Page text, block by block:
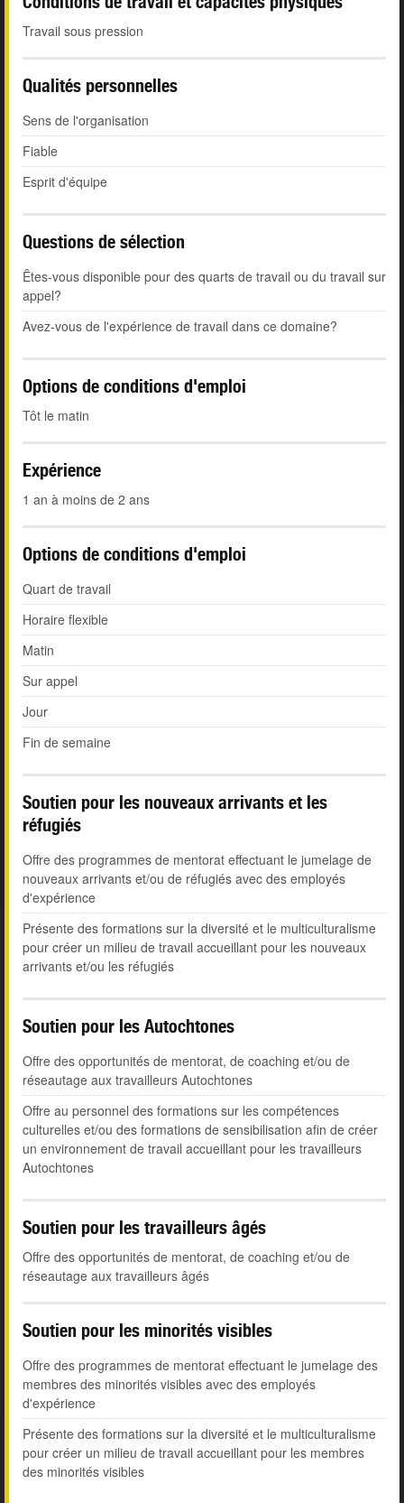
Travail sous pression
Qualités personnelles
Sens de l'organisation
Fiable
Esprit d'équipe
Questions de sélection
Êtes-vous disponible pour des quarts de travail ou du travail sur
appel?
Avez-vous de l'expérience de travail dans ce domaine?
Options de conditions d'emploi
Tôt le matin
Expérience
1 an à moins de 2 ans
Options de conditions d'emploi
Quart de travail
Horaire flexible
Matin
Sur appel
Jour
Fin de semaine
Soutien pour les nouveaux arrivants et les
réfugiés
Offre des programmes de mentorat effectuant le jumelage de
nouveaux arrivants et/ou de réfugiés avec des employés
d'expérience
Présente des formations sur la diversité et le multiculturalisme
pour créer un milieu de travail accueillant pour les nouveaux
arrivants et/ou les réfugiés
Soutien pour les Autochtones
Offre des opportunités de mentorat, de coaching et/ou de
réseautage aux travailleurs Autochtones
Offre au personnel des formations sur les compétences
culturelles et/ou des formations de sensibilisation afin de créer
un environnement de travail accueillant pour les travailleurs
Autochtones
Soutien pour les travailleurs âgés
Offre des opportunités de mentorat, de coaching et/ou de
réseautage aux travailleurs âgés
Soutien pour les minorités visibles
Offre des programmes de mentorat effectuant le jumelage des
membres des minorités visibles avec des employés
d'expérience
Présente des formations sur la diversité et le multiculturalisme
pour créer un milieu de travail accueillant pour les membres
des minorités visibles